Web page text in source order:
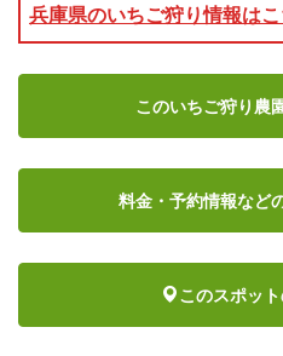
兵庫県のいちご狩り情報は
このいちご狩り農
料金・予約情報など
このスポッ